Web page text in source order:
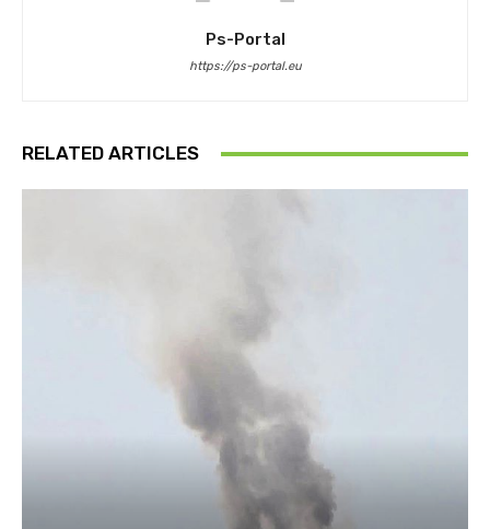
Ps-Portal
https://ps-portal.eu
RELATED ARTICLES